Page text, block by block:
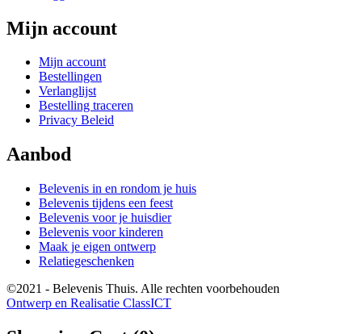
Mijn account
Mijn account
Bestellingen
Verlanglijst
Bestelling traceren
Privacy Beleid
Aanbod
Belevenis in en rondom je huis
Belevenis tijdens een feest
Belevenis voor je huisdier
Belevenis voor kinderen
Maak je eigen ontwerp
Relatiegeschenken
©2021 - Belevenis Thuis. Alle rechten voorbehouden
Ontwerp en Realisatie ClassICT